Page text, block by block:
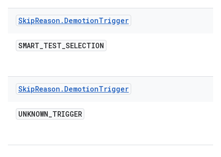
SkipReason . DemotionTrigger
SMART_TEST_SELECTION
SkipReason . DemotionTrigger
UNKNOWN_TRIGGER